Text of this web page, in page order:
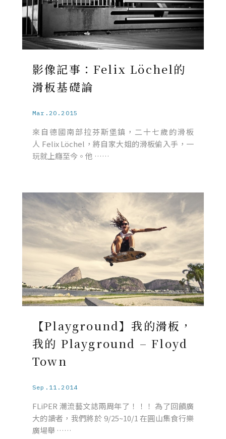
影像記事：Felix Löchel的
滑板基礎論
Mar.20.2015
來自德國南部拉芬斯堡鎮，二十七歲的滑板
人 Felix Löchel，將自家大姐的滑板偷入手，一
玩就上癮至今。他 ……
【Playground】我的滑板，
我的 Playground – Floyd
Town
Sep.11.2014
FLiPER 潮流藝文誌兩周年了！！！ 為了回饋廣
大的讀者，我們將於 9/25~10/1 在圓山集食行樂
廣場舉 ……